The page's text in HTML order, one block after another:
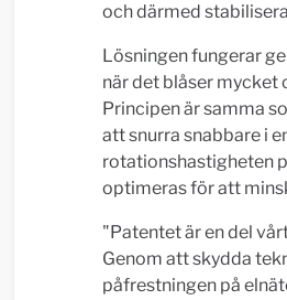
och därmed
Lösningen fungerar
när det blåser mycket
Principen är samma
att snurra snabbare i
rotationshastigheten
optimeras för att
"Patentet är en del
Genom att skydda
påfrestningen på